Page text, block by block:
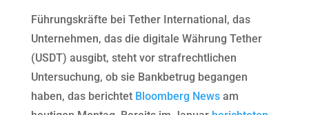
Führungskräfte bei Tether International, das
Unternehmen, das die digitale Währung Tether
(USDT) ausgibt, steht vor strafrechtlichen
Untersuchung, ob sie Bankbetrug begangen
haben, das berichtet Bloomberg Newsam